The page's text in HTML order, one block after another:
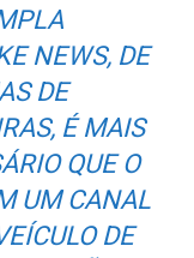
NEWS, DE
DE
É MAIS
QUE O
UM CANAL
DE